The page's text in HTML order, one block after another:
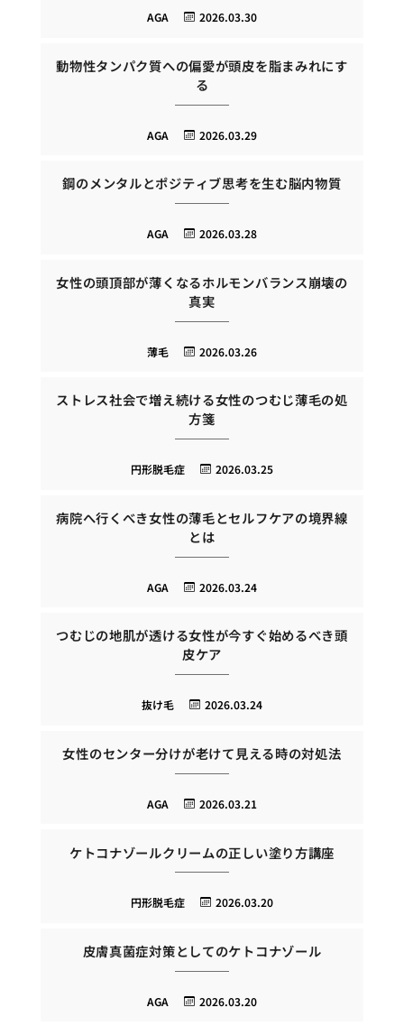
2026.03.30
AGA
動物性タンパク質への偏愛が頭皮を脂まみれにす
る
2026.03.29
AGA
鋼のメンタルとポジティブ思考を生む脳内物質
2026.03.28
AGA
女性の頭頂部が薄くなるホルモンバランス崩壊の
真実
2026.03.26
薄毛
ストレス社会で増え続ける女性のつむじ薄毛の処
方箋
2026.03.25
円形脱毛症
病院へ行くべき女性の薄毛とセルフケアの境界線
とは
2026.03.24
AGA
つむじの地肌が透ける女性が今すぐ始めるべき頭
皮ケア
2026.03.24
抜け毛
女性のセンター分けが老けて見える時の対処法
2026.03.21
AGA
ケトコナゾールクリームの正しい塗り方講座
2026.03.20
円形脱毛症
皮膚真菌症対策としてのケトコナゾール
2026.03.20
AGA